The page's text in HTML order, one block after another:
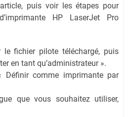
puis voir les étapes pour
HP LaserJet Pro
fichier pilote téléchargé, puis
en tant qu’administrateur ».
Définir comme imprimante par
que vous souhaitez utiliser,